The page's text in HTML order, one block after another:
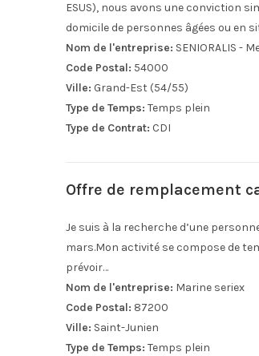
ESUS), nous avons une conviction
domicile de personnes âgées ou en
Nom de l'entreprise: SENIORALIS -
Code Postal: 54000
Ville: Grand-Est (54/55)
Type de Temps: Temps plein
Type de Contrat: CDI
Offre de remplacement
Je suis à la recherche d’une
mars.Mon activité se compose de
prévoir…
Nom de l'entreprise: Marine seriex
Code Postal: 87200
Ville: Saint-Junien
Type de Temps: Temps plein